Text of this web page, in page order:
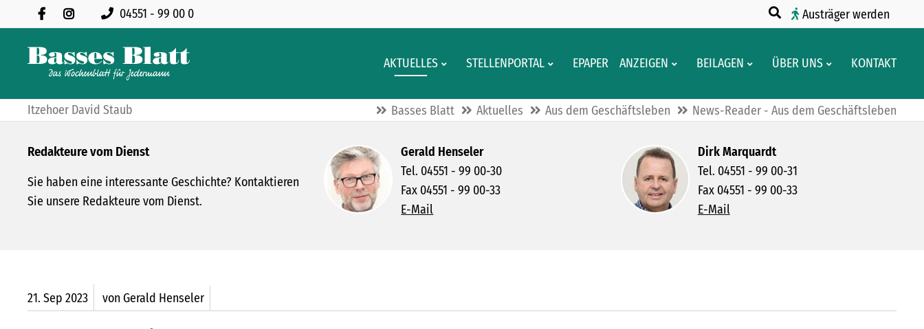
04551 - 99 00 0 Austräger werden
AKTUELLES STELLENPORTAL EPAPER ANZEIGEN BEILAGEN ÜBER UNS KONTAKT
Itzehoer David Staub Basses Blatt Aktuelles Aus dem Geschäftsleben News-Reader - Aus dem Geschäftsleben
Redakteure vom Dienst
Sie haben eine interessante Geschichte? Kontaktieren
Sie unsere Redakteure vom Dienst.
Gerald Henseler
Tel. 04551 - 99 00-30
Fax 04551 - 99 00-33
E-Mail
Dirk Marquardt
Tel. 04551 - 99 00-31
Fax 04551 - 99 00-33
E-Mail
21. Sep 2023 von Gerald Henseler